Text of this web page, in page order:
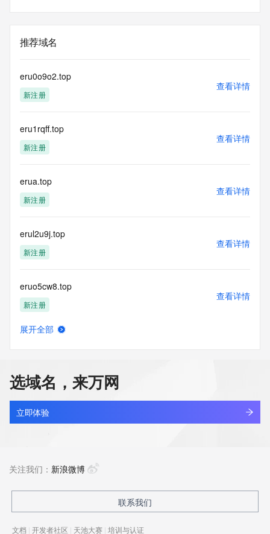
推荐域名
eru0o9o2.top
新注册
查看详情
eru1rqff.top
新注册
查看详情
erua.top
新注册
查看详情
erul2u9j.top
新注册
查看详情
eruo5cw8.top
新注册
查看详情
eruqswc.cn
最近查询
查看详情
待删除
展开全部
选域名，来万网
立即体验
关注我们： 新浪微博
联系我们
文档 | 开发者社区 | 天池大赛 | 培训与认证